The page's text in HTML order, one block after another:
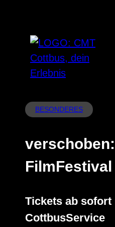
springen
BESONDERES
Tickets ab sofort
CottbusService